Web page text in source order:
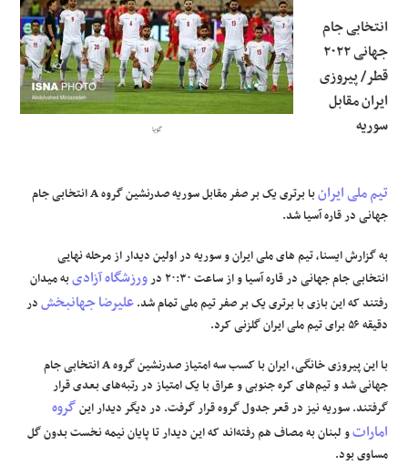
جهان
اجتماعی
علوم و فن آوری
فرهنگی و هنری
مقالات
گویا
انتخابی جام
جهانی ۲۰۲۲
قطر/ پیروزی
ایران مقابل
سوریه
تیم ملی ایران
با برتری یک بر صفر مقابل سوریه صدرنشین گروه A انتخابی جام
جهانی در قاره آسیا شد.
به گزارش ایسنا، تیم های ملی ایران و سوریه در اولین دیدار از مرحله نهایی
انتخابی جام جهانی در قاره آسیا و از ساعت ۲۰:۳۰ در
ورزشگاه آزادیبه میدان
رفتند که این بازی با برتری یک بر صفر تیم ملی تمام شد.علیرضا جهانبخشدر
دقیقه ۵۶ برای تیم ملی ایران گلزنی کرد.
با این پیروزی خانگی، ایران با کسب سه امتیاز صدرنشین گروه A انتخابی جام
جهانی شد و تیم‌های کره‌ جنوبی و عراق با یک امتیاز در رتبه‌های بعدی قرار
گرفتند. سوریه نیز در قعر جدول گروه قرار گرفت. در دیگر دیدار اینگروه
اماراتو لبنان به مصاف هم رفته‌اند که این دیدار تا پایان نیمه نخست بدون گل
مساوی بود.